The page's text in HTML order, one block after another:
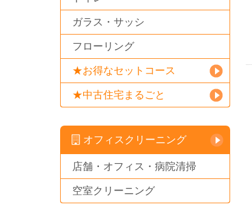
ガラス・サッシ
フローリング
★お得なセットコース
★中古住宅まるごと
オフィスクリーニング
店舗・オフィス・病院清掃
空室クリーニング